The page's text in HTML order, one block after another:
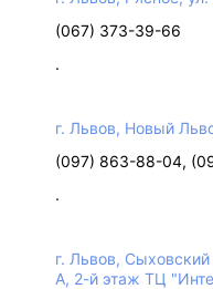
(067) 373-39-66
.
г. Львов, Новый
(097) 863-88-04,
.
г. Львов,
А, 2-й этаж ТЦ